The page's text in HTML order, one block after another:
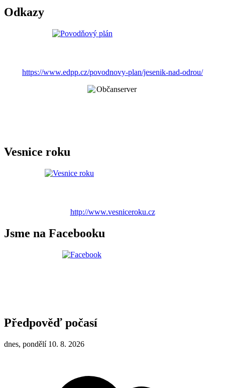
Odkazy
https://www.edpp.cz/povodnovy-plan/jesenik-nad-odrou/
Vesnice roku
http://www.vesniceroku.cz
Jsme na Facebooku
Předpověď počasí
dnes, pondělí 10. 8. 2026